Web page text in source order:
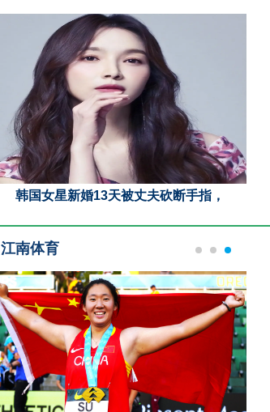
韩国女星新婚13天被丈夫砍断手指，
江南体育